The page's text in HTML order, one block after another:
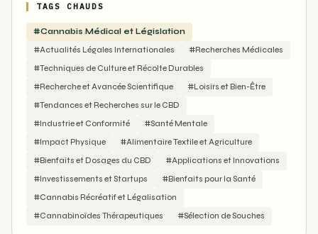
TAGS CHAUDS
#Cannabis Médical et Législation
#Actualités Légales Internationales
#Recherches Médicales
#Techniques de Culture et Récolte Durables
#Recherche et Avancée Scientifique
#Loisirs et Bien-Être
#Tendances et Recherches sur le CBD
#Industrie et Conformité
#Santé Mentale
#Impact Physique
#Alimentaire Textile et Agriculture
#Bienfaits et Dosages du CBD
#Applications et Innovations
#Investissements et Startups
#Bienfaits pour la Santé
#Cannabis Récréatif et Légalisation
#Cannabinoïdes Thérapeutiques
#Sélection de Souches